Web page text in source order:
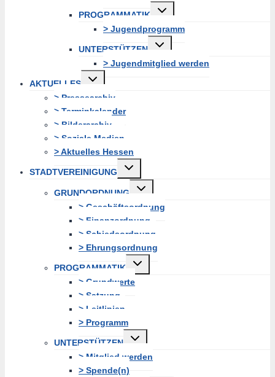
PROGRAMMATIK
Untermenü
erweitern
> Jugendprogramm
UNTERSTÜTZEN
Untermenü
erweitern
> Jugendmitglied werden
AKTUELLES
Untermenü
erweitern
> Pressearchiv
> Terminkalender
> Bilderarchiv
> Soziale Medien
> Aktuelles Hessen
STADTVEREINIGUNG
Untermenü
erweitern
GRUNDORDNUNG
Untermenü
erweitern
> Geschäftsordnung
> Finanzordnung
> Schiedsordnung
> Ehrungsordnung
PROGRAMMATIK
Untermenü
erweitern
> Grundwerte
> Satzung
> Leitlinien
> Programm
UNTERSTÜTZEN
Untermenü
erweitern
> Mitglied werden
> Spende(n)